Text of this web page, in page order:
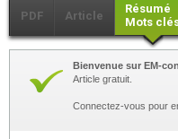
PDF Article
Résumé
Mots
Bienvenue sur EM-
Article gratuit.
Connectez-vous pour